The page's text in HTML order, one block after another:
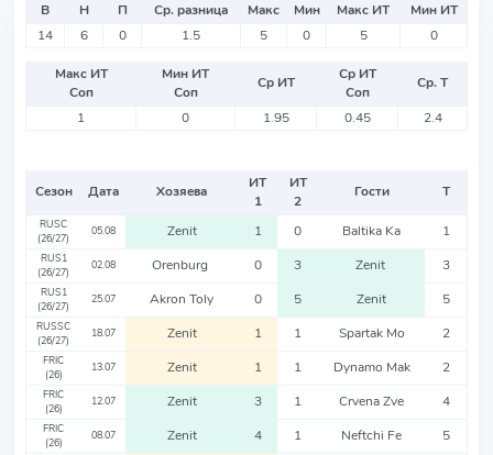
В Н П Ср. разница Макс Мин Макс ИТ
Мин ИТ
14
6 0 1.5 5 0 5 0
Макс ИТ
Соп
Мин ИТ
Соп
Ср ИТ
Ср ИТ
Соп
Ср. Т
1
0 1.95 0.45 2.4
Сезон Дата Хозяева
ИТ
1
ИТ
2
Гости Т
RUSC
(26/27)
05.08 Zenit 1 0 Baltika Ka 1
RUS1
(26/27)
02.08 Orenburg 0 3 Zenit 3
RUS1
(26/27)
25.07 Akron Toly 0 5 Zenit 5
RUSSC
(26/27)
18.07 Zenit 1 1 Spartak Mo 2
FRIC
(26)
13.07 Zenit 1 1 Dynamo Mak 2
FRIC
(26)
12.07 Zenit 3 1 Crvena Zve 4
FRIC
(26)
08.07 Zenit 4 1 Neftchi Fe 5